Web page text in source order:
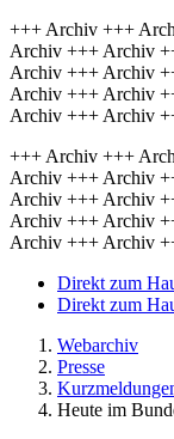
+++ Archiv +++
Archiv +++ Archiv
Archiv +++ Archiv
Archiv +++ Archiv
Archiv +++ Archiv
+++ Archiv +++
Archiv +++ Archiv
Archiv +++ Archiv
Archiv +++ Archiv
Archiv +++ Archiv
Direkt zum
Direkt zum
Webarchiv
Presse
Heute im